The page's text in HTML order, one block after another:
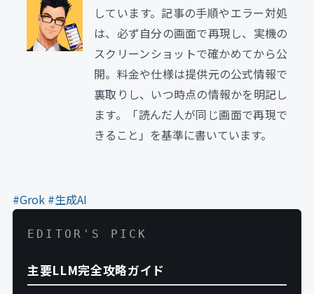
しています。記事の手順やエラー対処
は、必ず自分の画面で再現し、実機の
スクリーンショットで確かめてから公
開。料金や仕様は提供元の公式情報で
裏取りし、いつ時点の情報かを明記し
ます。「読んだ人が同じ画面で再現で
きること」を基準に書いています。
#Grok #生成AI
EDITOR'S PICK
主要LLM完全攻略ガイド